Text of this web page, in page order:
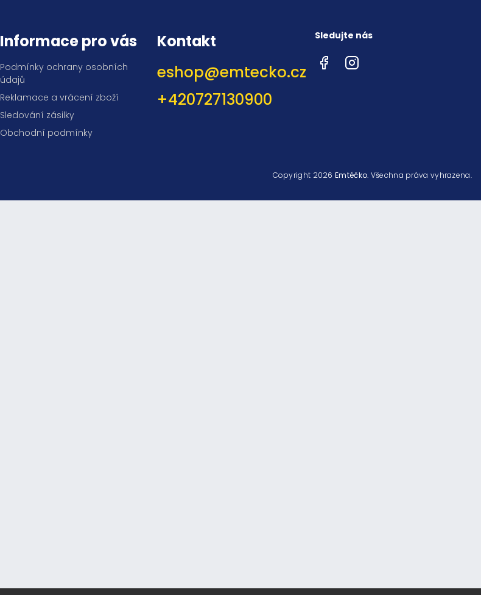
Informace pro vás
Podmínky ochrany osobních
údajů
Reklamace a vrácení zboží
Sledování zásilky
Obchodní podmínky
Kontakt
eshop@emtecko.cz
+420727130900
Sledujte nás
FacebookInstagram
Copyright 2026Emtéčko. Všechna práva vyhrazena.